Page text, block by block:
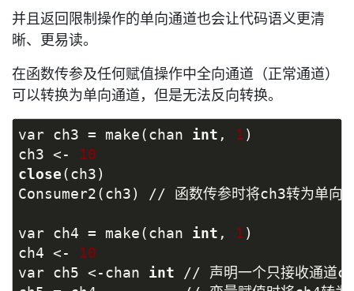
并且返回限制操作的单向通道也会让代码语义更清
晰、更易读。
在函数传参及任何赋值操作中全向通道（正常通道）
可以转换为单向通道，但是无法反向转换。
var ch3 = make(chan int , 1)
ch3 <-
10
close(ch3)
Consumer2(ch3) // 函数传参时将ch3转为单向
var ch4 = make(chan int , 1)
ch4 <-
10
var ch5 <-chan int // 声明一个只接收通道